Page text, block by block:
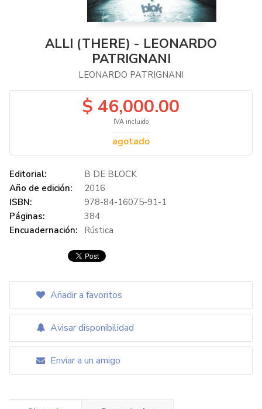
ALLI (THERE) - LEONARDO
PATRIGNANI
LEONARDO PATRIGNANI
$ 46,000.00
IVA incluido
agotado
Editorial:
B DE BLOCK
Año de edición:
2016
ISBN:
978-84-16075-91-1
Páginas:
384
Encuadernación:
Rústica
Añadir a favoritos
Avisar disponibilidad
Enviar a un amigo